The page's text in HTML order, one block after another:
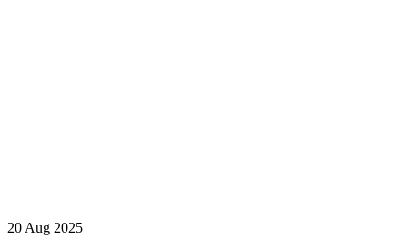
20 Aug 2025